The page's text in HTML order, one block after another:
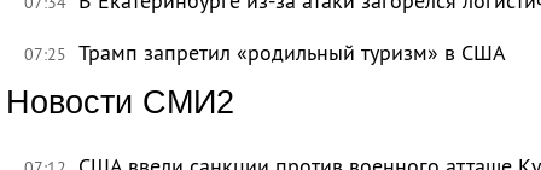
07:25 Трамп запретил «родильный туризм» в США
Новости СМИ2